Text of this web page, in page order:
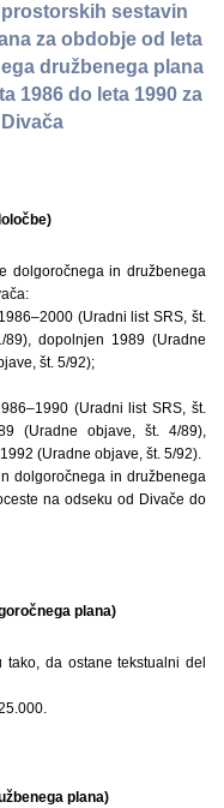
sestavin
za obdobje od leta
družbenega plana
1986 do leta 1990 za
dolgoročnega in družbenega
(Uradni list SRS, št.
dopolnjen 1989 (Uradne
št. 5/92);
(Uradni list SRS, št.
(Uradne objave, št. 4/89),
(Uradne objave, št. 5/92).
dolgoročnega in družbenega
na odseku od Divače do
plana)
da ostane tekstualni del
plana)